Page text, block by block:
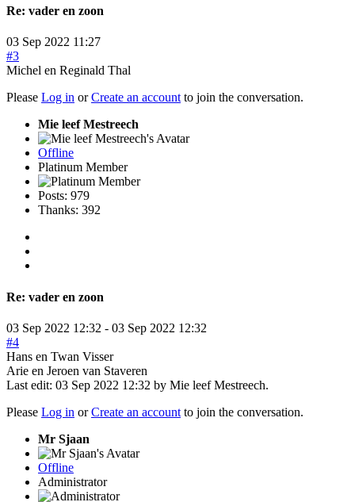
Re: vader en zoon
03 Sep 2022 11:27
#3
Michel en Reginald Thal
Please Log in orCreate an accountto join the conversation.
Mie leef Mestreech
Offline
Platinum Member
Posts: 979
Thanks: 392
Re: vader en zoon
03 Sep 2022 12:32 - 03 Sep 2022 12:32
#4
Hans en Twan Visser
Arie en Jeroen van Staveren
Last edit: 03 Sep 2022 12:32 by Mie leef Mestreech.
Please Log in orCreate an account to join the conversation.
Mr Sjaan
Offline
Administrator